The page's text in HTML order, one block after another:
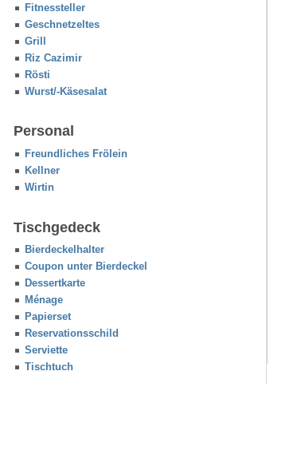
Fitnessteller
Geschnetzeltes
Grill
Riz Cazimir
Rösti
Wurst/-Käsesalat
Personal
Freundliches Frölein
Kellner
Wirtin
Tischgedeck
Bierdeckelhalter
Coupon unter Bierdeckel
Dessertkarte
Ménage
Papierset
Reservationsschild
Serviette
Tischtuch